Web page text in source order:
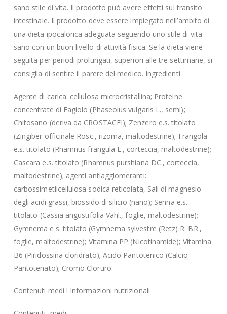
sano stile di vita. Il prodotto può avere effetti sul transito
intestinale. Il prodotto deve essere impiegato nell’ambito di
una dieta ipocalorica adeguata seguendo uno stile di vita
sano con un buon livello di attività fisica. Se la dieta viene
seguita per periodi prolungati, superiori alle tre settimane, si
consiglia di sentire il parere del medico. Ingredienti
Agente di carica: cellulosa microcristallina; Proteine
concentrate di Fagiolo (Phaseolus vulgaris L., semi);
Chitosano (deriva da CROSTACEI); Zenzero e.s. titolato
(Zingiber officinale Rosc., rizoma, maltodestrine); Frangola
e.s. titolato (Rhamnus frangula L., corteccia, maltodestrine);
Cascara e.s. titolato (Rhamnus purshiana DC., corteccia,
maltodestrine); agenti antiagglomeranti:
carbossimetilcellulosa sodica reticolata, Sali di magnesio
degli acidi grassi, biossido di silicio (nano); Senna e.s.
titolato (Cassia angustifolia Vahl., foglie, maltodestrine);
Gymnema e.s. titolato (Gymnema sylvestre (Retz) R. BR.,
foglie, maltodestrine); Vitamina PP (Nicotinamide); Vitamina
B6 (Piridossina cloridrato); Acido Pantotenico (Calcio
Pantotenato); Cromo Cloruro.
Contenuti medi ! Informazioni nutrizionali